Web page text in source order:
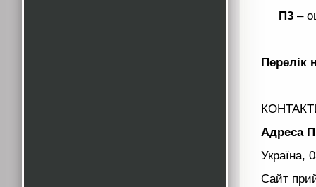
П3 –
Перелік
Адреса
Україна,
Сайт